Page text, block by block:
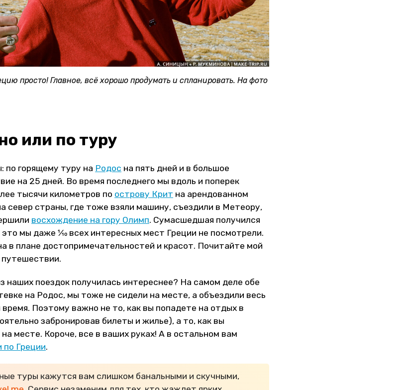
просто! Главное, всё хорошо продумать и спланировать. На фото
или по туру
по горящему туру на Родос на пять дней и в большое
на 25 дней. Во время последнего мы вдоль и поперек
тысячи километров по острову Крит на арендованном
север страны, где тоже взяли машину, съездили в Метеору,
восхождение на гору Олимп. Сумасшедшая получился
это мы даже 1⁄10 всех интересных мест Греции не посмотрели.
в плане достопримечательностей и красот. Почитайте мой
наших поездок получилась интереснее? На самом деле обе
на Родос, мы тоже не сидели на месте, а объездили весь
время. Поэтому важно не то, как вы попадете на отдых в
забронировав билеты и жилье), а то, как вы
на месте. Короче, все в ваших руках! А в остальном вам
по Греции.
туры кажутся вам слишком банальными и скучными,